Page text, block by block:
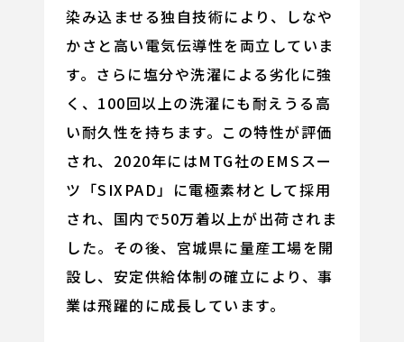
染み込ませる独自技術により、しなや
かさと高い電気伝導性を両立していま
す。さらに塩分や洗濯による劣化に強
く、100回以上の洗濯にも耐えうる高
い耐久性を持ちます。この特性が評価
され、2020年にはMTG社のEMSスー
ツ「SIXPAD」に電極素材として採用
され、国内で50万着以上が出荷されま
した。その後、宮城県に量産工場を開
設し、安定供給体制の確立により、事
業は飛躍的に成長しています。